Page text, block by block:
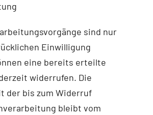
sind nur
Einwilligung
eine bereits erteilte
widerrufen. Die
der bis zum Widerruf
bleibt vom